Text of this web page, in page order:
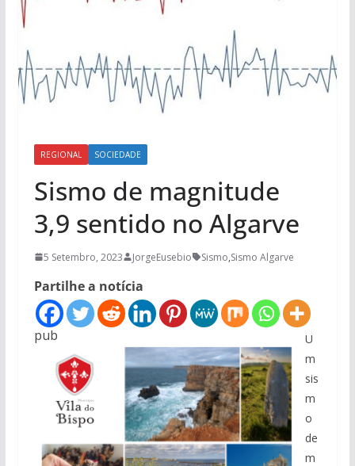
REGIONAL SOCIEDADE
Sismo de magnitude
3,9 sentido no Algarve
5 Setembro, 2023 JorgeEusebio Sismo,Sismo Algarve
Partilhe a notícia
pub
U
m
sis
m
o
de
m